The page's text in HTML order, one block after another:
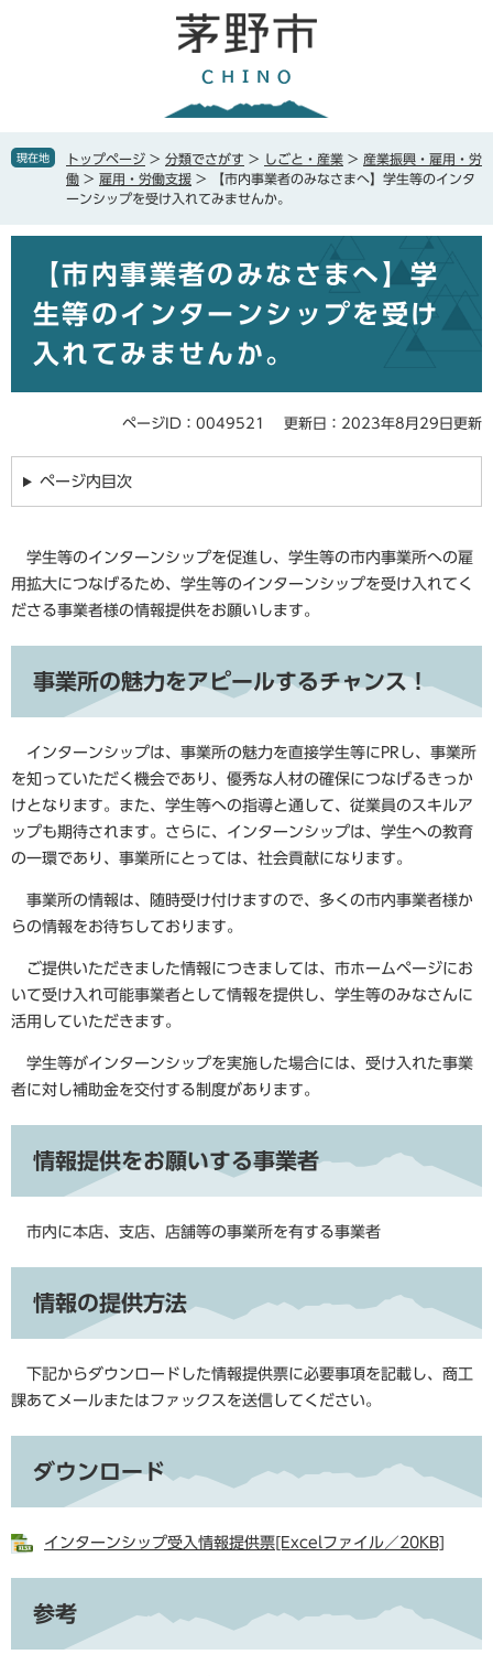
で
ば現在地 トップページ > 分類でさがす > しごと・産業 > 産業振興・雇用・労
働 > 雇用・労働支援 >
【市内事業者のみなさまへ】学生等のインタ
ーンシップを受け入れてみませんか。
【市内事業者のみなさまへ】学
生等のインターンシップを受け
入れてみませんか。
ページID：0049521 更新日：2023年8月29日更新
ページ内目次
学生等のインターンシップを促進し、学生等の市内事業所への雇
用拡大につなげるため、学生等のインターンシップを受け入れてく
ださる事業者様の情報提供をお願いします。
事業所の魅力をアピールするチャンス！
インターンシップは、事業所の魅力を直接学生等にPRし、事業所
を知っていただく機会であり、優秀な人材の確保につなげるきっか
けとなります。また、学生等への指導と通して、従業員のスキルア
ップも期待されます。さらに、インターンシップは、学生への教育
の一環であり、事業所にとっては、社会貢献になります。
事業所の情報は、随時受け付けますので、多くの市内事業者様か
らの情報をお待ちしております。
ご提供いただきました情報につきましては、市ホームページにお
いて受け入れ可能事業者として情報を提供し、学生等のみなさんに
活用していただきます。
学生等がインターンシップを実施した場合には、受け入れた事業
者に対し補助金を交付する制度があります。
情報提供をお願いする事業者
市内に本店、支店、店舗等の事業所を有する事業者
情報の提供方法
下記からダウンロードした情報提供票に必要事項を記載し、商工
課あてメールまたはファックスを送信してください。
ダウンロード
インターンシップ受入情報提供票[Excelファイル／20KB]
参考